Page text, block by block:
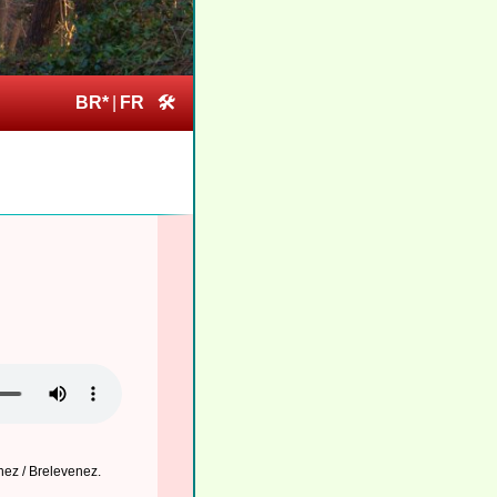
BR*| FR 🛠
/ Brelevenez